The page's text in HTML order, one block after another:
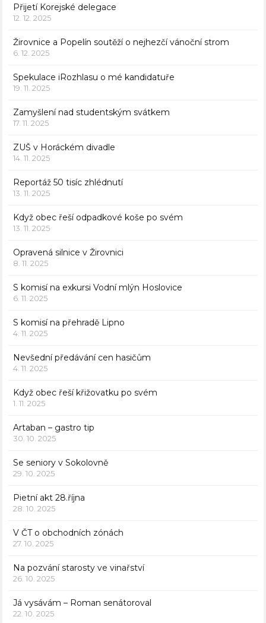
Přijetí Korejské delegace
12. 12. 2025
Žirovnice a Popelín soutěží o nejhezčí vánoční strom
6. 12. 2025
Spekulace iRozhlasu o mé kandidatuře
19. 11. 2025
Zamyšlení nad studentským svátkem
17. 11. 2025
ZUŠ v Horáckém divadle
14. 11. 2025
Reportáž 50 tisíc zhlédnutí
13. 11. 2025
Když obec řeší odpadkové koše po svém
13. 11. 2025
Opravená silnice v Žirovnici
8. 11. 2025
S komisí na exkursi Vodní mlýn Hoslovice
6. 11. 2025
S komisí na přehradě Lipno
4. 11. 2025
Nevšední předávání cen hasičům
4. 11. 2025
Když obec řeší křižovatku po svém
1. 11. 2025
Artaban – gastro tip
30. 10. 2025
Se seniory v Sokolovně
29. 10. 2025
Pietní akt 28.října
28. 10. 2025
V ČT o obchodních zónách
27. 10. 2025
Na pozvání starosty ve vinařství
26. 10. 2025
Já vysávám – Roman senátoroval
22. 10. 2025